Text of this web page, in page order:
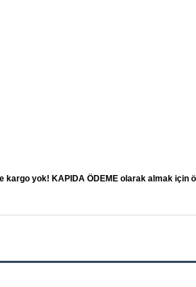
yok! KAPIDA ÖDEME olarak almak için